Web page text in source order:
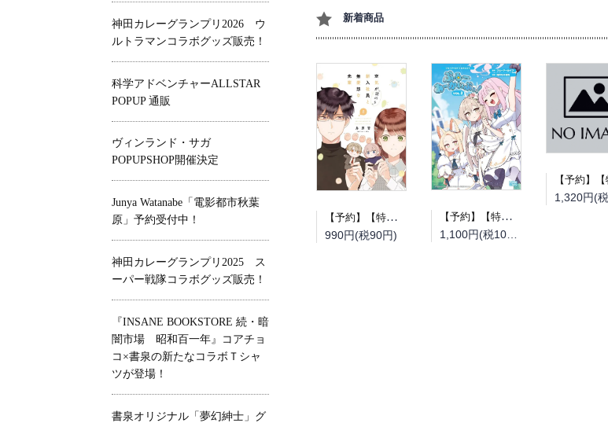
新着商品
【予約】【特典付き】空気が「読める」新入社員と無愛想な先輩 8（08/25頃発送予定）
990円(税90円)
【予約】【特典付き】ブルーアーカイブ公式4コマ ぶるーあーかいぶっ！ 2（08/25頃発送予定）
1,100円(税100円)
神田カレーグランプリ2026 ウ
ルトラマンコラボグッズ販売！
科学アドベンチャーALLSTAR
POPUP 通販
ヴィンランド・サガ
POPUPSHOP開催決定
Junya Watanabe「電影都市秋葉
原」予約受付中！
神田カレーグランプリ2025 ス
ーパー戦隊コラボグッズ販売！
『INSANE BOOKSTORE 続・暗
闇市場 昭和百一年』コアチョ
コ×書泉の新たなコラボＴシャ
ツが登場！
書泉オリジナル「夢幻紳士」グ